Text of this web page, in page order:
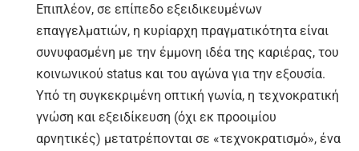
Επιπλέον, σε επίπεδο εξειδικευμένων
επαγγελματιών, η κυρίαρχη πραγματικότητα είναι
συνυφασμένη με την έμμονη ιδέα της καριέρας, του
κοινωνικού status και του αγώνα για την εξουσία.
Υπό τη συγκεκριμένη οπτική γωνία, η τεχνοκρατική
γνώση και εξειδίκευση (όχι εκ προοιμίου
αρνητικές) μετατρέπονται σε «τεχνοκρατισμό», ένα